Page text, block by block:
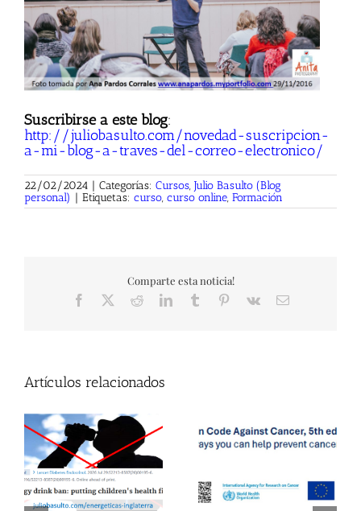
Suscribirse a este blog:
http://juliobasulto.com/novedad-suscripcion-
a-mi-blog-a-traves-del-correo-electronico/
22/02/2024 | Categorías: Cursos, Julio Basulto (Blog
personal) | Etiquetas: curso, curso online, Formación
Comparte esta noticia!
Facebook RedditLinkedInTumblr Pinterest
Vk
Correo
Artículos relacionados